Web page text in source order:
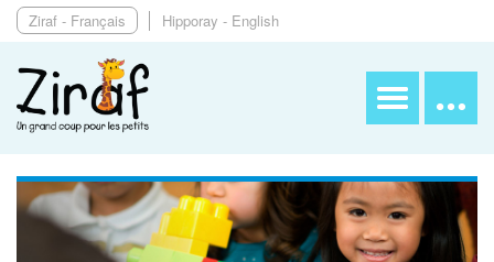
Ziraf - Français Hipporay - English